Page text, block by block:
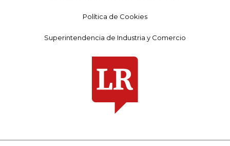
Política de Cookies
Superintendencia de Industria y Comercio